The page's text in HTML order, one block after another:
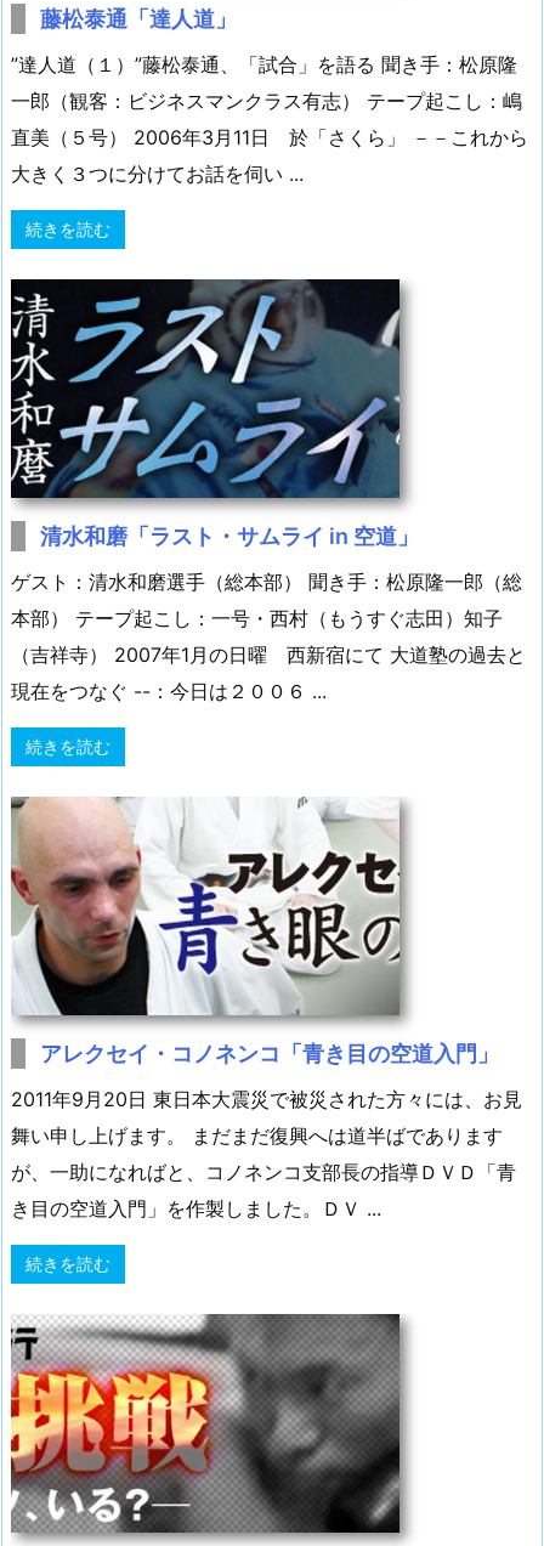
藤松泰通「達人道」
”達人道（１）”藤松泰通、「試合」を語る 聞き手：松原隆
一郎（観客：ビジネスマンクラス有志） テープ起こし：嶋
直美（５号） 2006年3月11日 於「さくら」 －－これから
大きく３つに分けてお話を伺い ...
続きを読む
清水和磨「ラスト・サムライ in 空道」
ゲスト：清水和磨選手（総本部） 聞き手：松原隆一郎（総
本部） テープ起こし：一号・西村（もうすぐ志田）知子
（吉祥寺） 2007年1月の日曜 西新宿にて 大道塾の過去と
現在をつなぐ --：今日は２００６ ...
続きを読む
アレクセイ・コノネンコ「青き目の空道入門」
2011年9月20日 東日本大震災で被災された方々には、お見
舞い申し上げます。 まだまだ復興へは道半ばであります
が、一助になればと、コノネンコ支部長の指導ＤＶＤ「青
き目の空道入門」を作製しました。ＤＶ ...
続きを読む